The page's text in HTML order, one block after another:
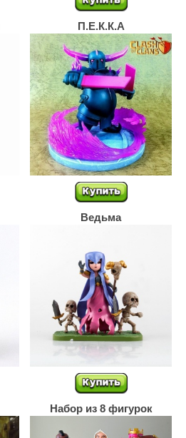
П.Е.К.К.А
Ведьма
Набор из 8 фигурок